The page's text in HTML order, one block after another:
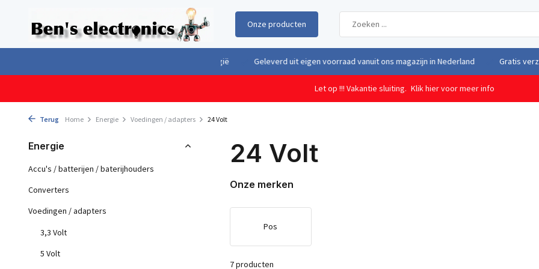
Onze producten
Geleverd uit eigen voorraad vanuit ons magazijn in Nederland Gratis
Let op !!! Vakantie sluiting. Klik hier voor meer info
Terug Home Energie Voedingen / adapters 24 Volt
Energie
Accu's / batterijen / baterijhouders
Converters
Voedingen / adapters
3,3 Volt
5 Volt
24 Volt
Onze merken
Pos
7 producten